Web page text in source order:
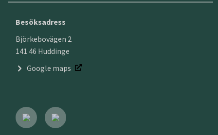
Besöksadress
Björkebovägen 2
141 46 Huddinge
Google maps